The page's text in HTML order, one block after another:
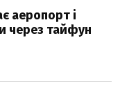
аеропорт і
через тайфун